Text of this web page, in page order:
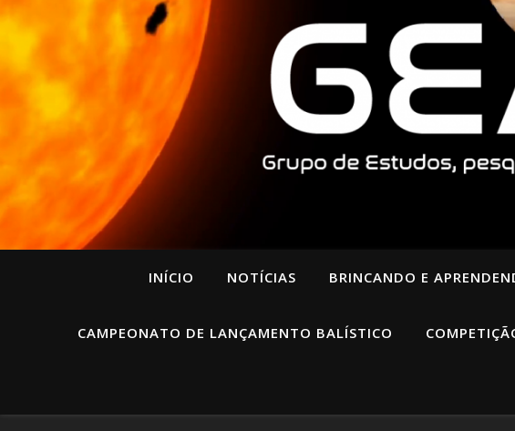
INÍCIO NOTÍCIAS BRINCANDO E
CAMPEONATO DE LANÇAMENTO BALÍSTICO